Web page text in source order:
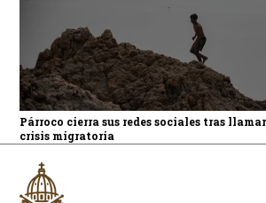
Párroco cierra sus redes sociales tras
crisis migratoria